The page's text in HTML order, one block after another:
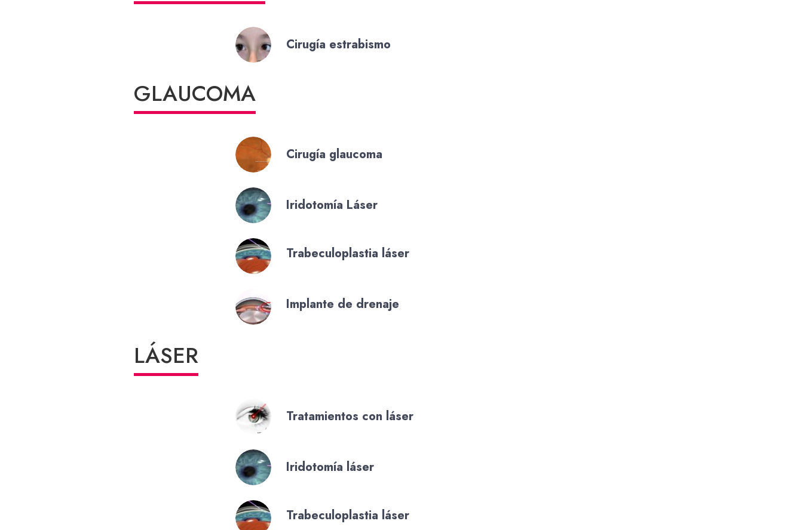
Cirugía estrabismo
GLAUCOMA
Cirugía glaucoma
Iridotomía Láser
Trabeculoplastia láser
Implante de drenaje
LÁSER
Tratamientos con láser
Iridotomía láser
Trabeculoplastia láser